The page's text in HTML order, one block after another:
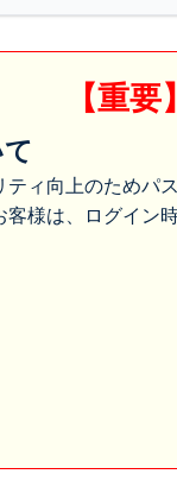
【重
ィ向上のためパ
様は、ログイン